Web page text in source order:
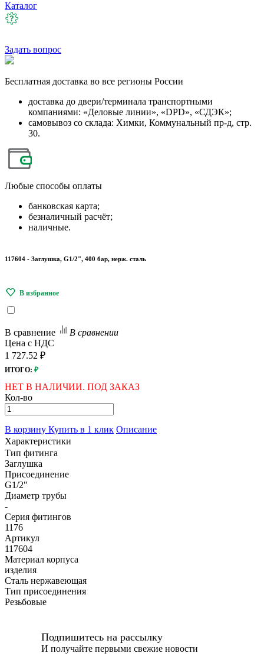
Каталог
Задать вопрос
Бесплатная доставка во все регионы России
доставка до двери/терминала транспортными
компаниями: «Деловые линии», «DPD», «СДЭК»;
самовывоз со склада: Химки, Коммунальный пр-д, стр.
30.
Любые способы оплаты
банковская карта;
безналичный расчёт;
наличные.
117604 - Заглушка, G1/2", 400 бар, нерж. сталь
В сравнение
В сравнении
Цена с НДС
1 727.52 ₽
ИТОГО: ₽
НЕТ В НАЛИЧИИ. ПОД ЗАКАЗ
Кол-во
В корзину Купить в 1 клик Описание
Характеристики
Тип фитинга
Заглушка
Присоединение
G1/2"
Диаметр трубы
-
Серия фитингов
1176
Артикул
117604
Материал корпуса
изделия
Сталь нержавеющая
Тип присоединения
Резьбовые
Подпишитесь на рассылку
И получайте первыми свежие новости